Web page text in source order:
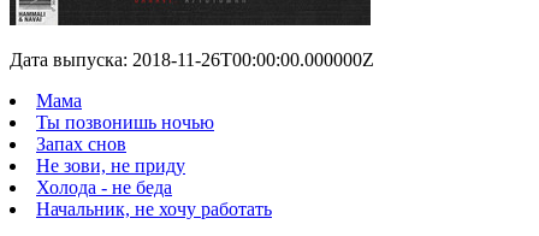
Дата выпуска: 2018-11-26T00:00:00.000000Z
Мама
Ты позвонишь ночью
Запах снов
Не зови, не приду
Холода - не беда
Начальник, не хочу работать